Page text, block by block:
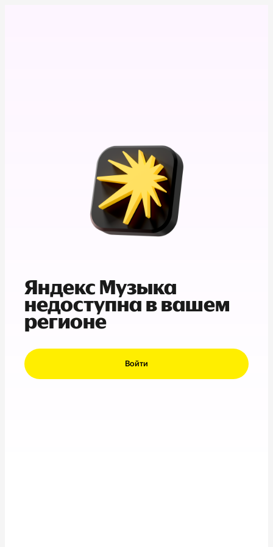
Яндекс Музыка
недоступна в вашем
регионе
Войти